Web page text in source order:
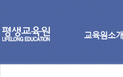
교육원소개